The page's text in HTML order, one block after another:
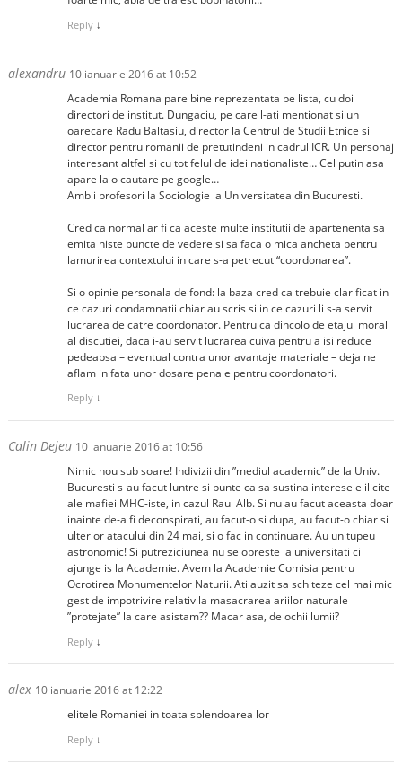
Reply ↓
alexandru 10 ianuarie 2016 at 10:52
Academia Romana pare bine reprezentata pe lista, cu doi
directori de institut. Dungaciu, pe care l-ati mentionat si un
oarecare Radu Baltasiu, director la Centrul de Studii Etnice si
director pentru romanii de pretutindeni in cadrul ICR. Un personaj
interesant altfel si cu tot felul de idei nationaliste… Cel putin asa
apare la o cautare pe google…
Ambii profesori la Sociologie la Universitatea din Bucuresti.
Cred ca normal ar fi ca aceste multe institutii de apartenenta sa
emita niste puncte de vedere si sa faca o mica ancheta pentru
lamurirea contextului in care s-a petrecut “coordonarea”.
Si o opinie personala de fond: la baza cred ca trebuie clarificat in
ce cazuri condamnatii chiar au scris si in ce cazuri li s-a servit
lucrarea de catre coordonator. Pentru ca dincolo de etajul moral
al discutiei, daca i-au servit lucrarea cuiva pentru a isi reduce
pedeapsa – eventual contra unor avantaje materiale – deja ne
aflam in fata unor dosare penale pentru coordonatori.
Reply ↓
Calin Dejeu 10 ianuarie 2016 at 10:56
Nimic nou sub soare! Indivizii din ”mediul academic” de la Univ.
Bucuresti s-au facut luntre si punte ca sa sustina interesele ilicite
ale mafiei MHC-iste, in cazul Raul Alb. Si nu au facut aceasta doar
inainte de-a fi deconspirati, au facut-o si dupa, au facut-o chiar si
ulterior atacului din 24 mai, si o fac in continuare. Au un tupeu
astronomic! Si putreziciunea nu se opreste la universitati ci
ajunge is la Academie. Avem la Academie Comisia pentru
Ocrotirea Monumentelor Naturii. Ati auzit sa schiteze cel mai mic
gest de impotrivire relativ la masacrarea ariilor naturale
”protejate” la care asistam?? Macar asa, de ochii lumii?
Reply ↓
alex 10 ianuarie 2016 at 12:22
elitele Romaniei in toata splendoarea lor
Reply ↓